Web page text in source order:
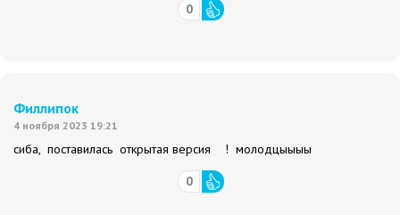
0
Филлипок
4 ноября 2023 19:21
сиба, поставилась открытая версия ! молодцыыыы
0